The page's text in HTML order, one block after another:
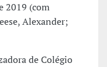
2019 (com
Alexander;
de Colégio